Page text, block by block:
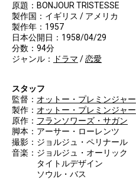
原題：BONJOUR TRISTESSE
製作国：イギリス / アメリカ
製作年：1957
日本公開日：1958/04/29
分数：94分
ジャンル：
ドラマ /恋愛
スタッフ
監督： オットー・プレミンジャー
製作： オットー・プレミンジャー
原作： フランソワーズ・サガン
脚本：アーサー・ローレンツ
撮影：ジョルジュ・ペリナール
音楽：ジョルジュ・オーリック
タイトルデザイン
ソウル・バス